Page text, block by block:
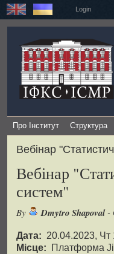
Login
Про Інститут Структура
Вебінар
Вебінар
систем"
By Dmytro Shapoval-
Дата: 20.04.2023, Чт
Місце:
Платформа